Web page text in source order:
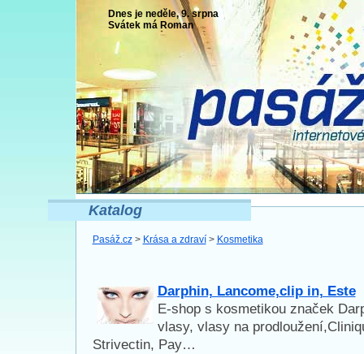
Dnes je neděle, 9. srpna
Svátek má Roman
Katalog
Pasáž.cz> Krása a zdraví> Kosmetika
Darphin, Lancome,clip in, Este
E-shop s kosmetikou značek
vlasy, vlasy na
Strivectin, Pay…